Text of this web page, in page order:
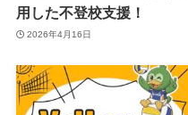
用した不登校支援！
2026年4月16日